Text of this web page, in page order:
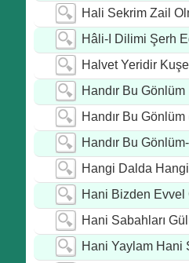
Hali Sekrim Zail
Hâli-I Dilimi Şerh
Halvet Yeridir
Handır Bu Gönlüm
Handır Bu Gönlüm
Handır Bu
Hangi Dalda Hangi
Hani Bizden Evvel
Hani Sabahları
Hani Yaylam Hani